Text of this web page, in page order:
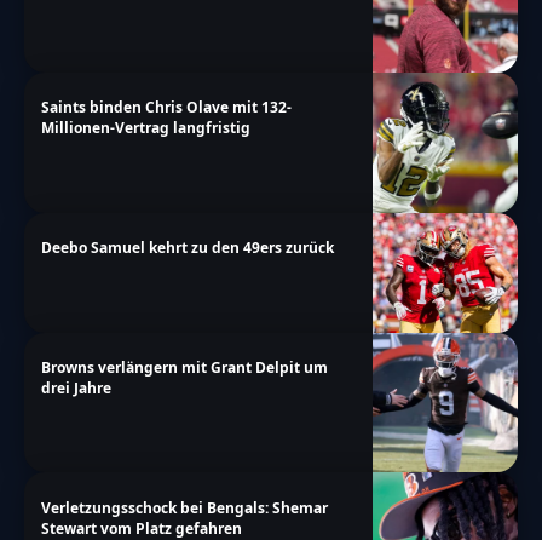
Saints binden Chris Olave mit 132-
Millionen-Vertrag langfristig
Deebo Samuel kehrt zu den 49ers zurück
Browns verlängern mit Grant Delpit um
drei Jahre
Verletzungsschock bei Bengals: Shemar
Stewart vom Platz gefahren